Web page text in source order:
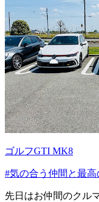
ゴルフGTI MK8
#気の合う仲間と最高
先日はお仲間のクル